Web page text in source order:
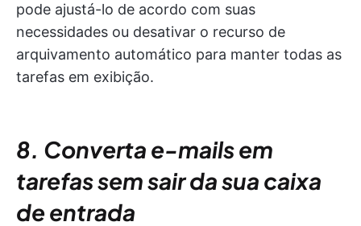
pode ajustá-lo de acordo com suas
necessidades ou desativar o recurso de
arquivamento automático para manter todas as
tarefas em exibição.
8. Converta e-mails em
tarefas sem sair da sua caixa
de entrada